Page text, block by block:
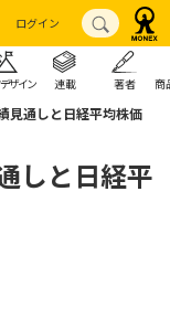
ログイン
ザイン 連載 著者 商
見通しと日経平均株価
しと日経平